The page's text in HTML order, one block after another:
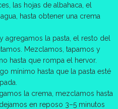
las hojas de albahaca, el
hasta obtener una crema
agregamos la pasta, el resto del
Mezclamos, tapamos y
hasta que rompa el hervor.
mínimo hasta que la pasta esté
la crema, mezclamos hasta
en reposo 3–5 minutos